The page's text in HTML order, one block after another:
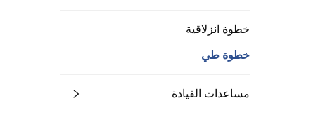
خطوة انزلاقية
خطوة طي
مساعدات القيادة